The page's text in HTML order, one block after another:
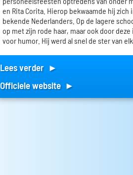
en Rita Corita. Hierop bekwaamde hij
bekende Nederlanders. Op de lagere
op met zijn rode haar, maar ook door
voor humor. Hij werd al snel de ster van
Lees verder ►
Officiele website ►